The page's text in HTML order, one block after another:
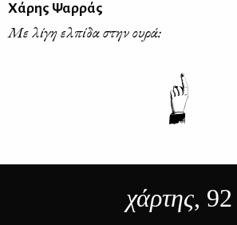
Χάρης Ψαρράς
Με λίγη ελπίδα στην ουρά:
χάρτης, 92